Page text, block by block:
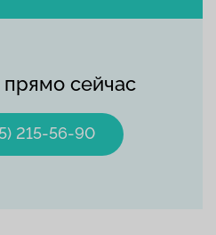
сейчас
215-56-90